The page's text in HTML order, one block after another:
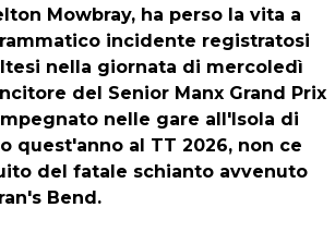
Mowbray, ha perso la vita a
incidente registratosi
nella giornata di mercoledì
del Senior Manx Grand Prix
nelle gare all'Isola di
quest'anno al TT 2026, non ce
del fatale schianto avvenuto
Bend.